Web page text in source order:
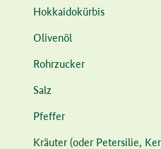
Zutat Menge
Hokkaidokürbis
Olivenöl
Rohrzucker
Salz
Pfeffer
Kräuter (oder Petersilie,